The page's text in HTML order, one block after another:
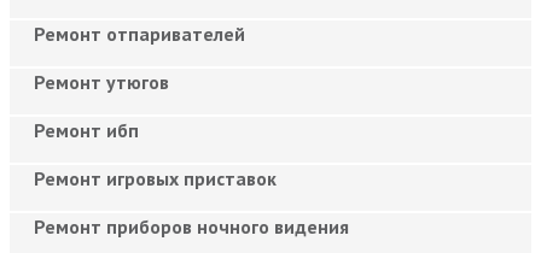
Ремонт отпаривателей
Ремонт утюгов
Ремонт ибп
Ремонт игровых приставок
Ремонт приборов ночного видения